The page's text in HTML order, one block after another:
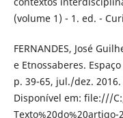
(volume 1) - 1. ed. -
FERNANDES, José
e Etnossaberes.
p. 39-65, jul./dez.
Disponível em: file:///